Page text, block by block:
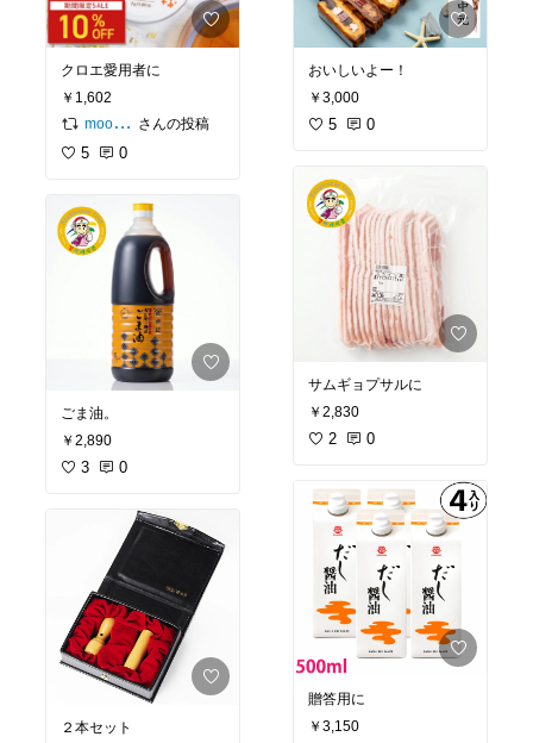
クロエ愛用者に
￥1,602
moon🌙ｵﾘｼﾞﾅﾙ写真多め📸
さんの投稿
5 0
ごま油。
￥2,890
3 0
２本セット
おいしいよー！
￥3,000
5 0
サムギョプサルに
￥2,830
2 0
贈答用に
￥3,150